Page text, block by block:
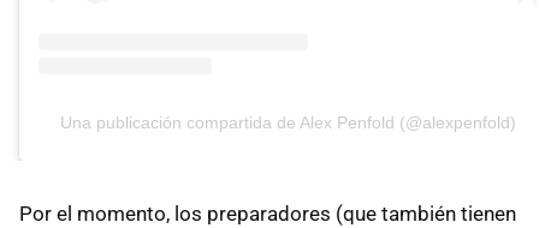
Una publicación compartida de Alex Penfold (@alexpenfold)
Por el momento, los preparadores (que también tienen